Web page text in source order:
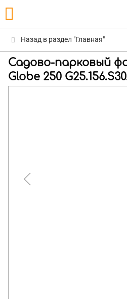
Назад в раздел "Главная"
Садово-парковый
Globe 250